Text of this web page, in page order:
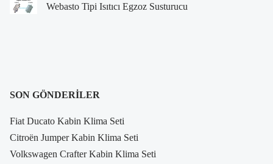
Webasto Tipi Isıtıcı Egzoz Susturucu
SON GÖNDERILER
Fiat Ducato Kabin Klima Seti
Citroën Jumper Kabin Klima Seti
Volkswagen Crafter Kabin Klima Seti